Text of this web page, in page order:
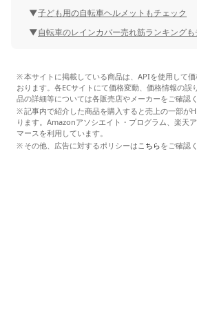
子ども用の自転車ヘルメットもチェック
自転車のレインカバー売れ筋ランキングも
本サイトに掲載している商品は、APIを使用して
おります。各ECサイトにて価格変動、価格情報の誤
品の詳細等については各販売店やメーカーをご確認く
記事内で紹介した商品を購入すると売上の一部が
ります。Amazonアソシエイト・プログラム、楽天
マースを利用しています。
その他、広告に対するポリシーはこちらをご確認